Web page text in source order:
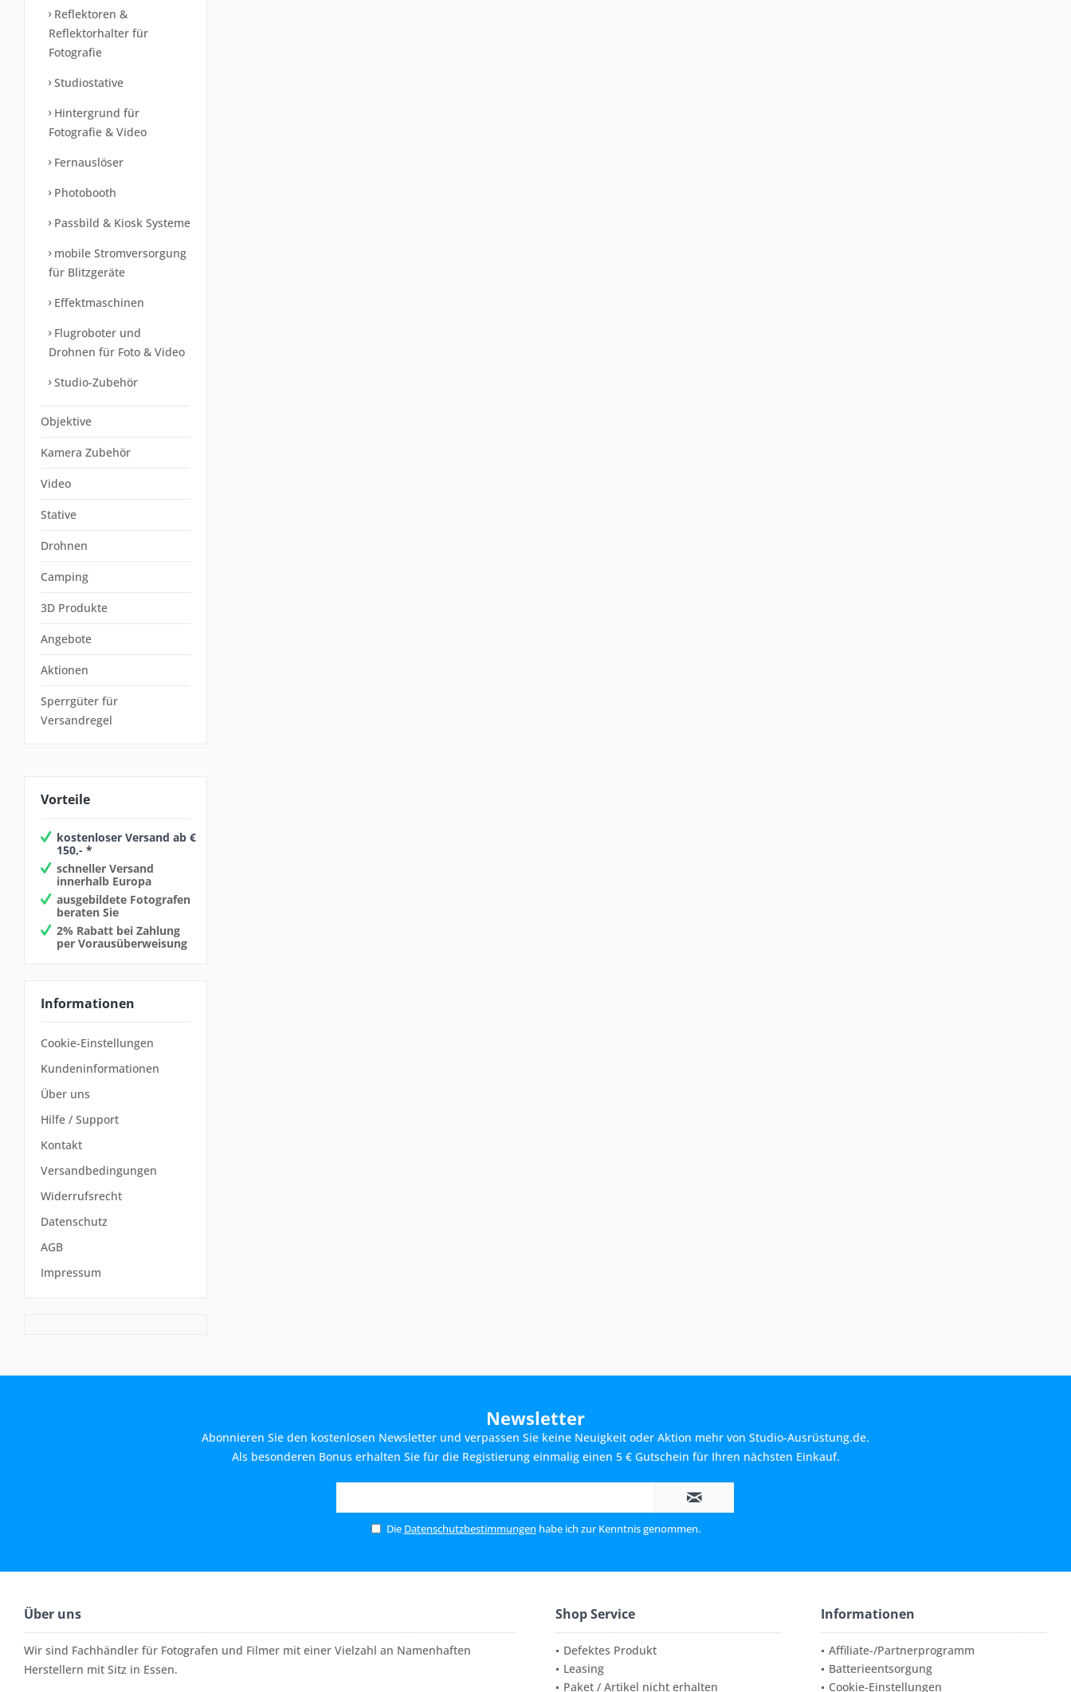
Reflektoren &
Reflektorhalter für
Fotografie
Studiostative
Hintergrund für
Fotografie & Video
Fernauslöser
Photobooth
Passbild & Kiosk Systeme
mobile Stromversorgung
für Blitzgeräte
Effektmaschinen
Flugroboter und
Drohnen für Foto & Video
Studio-Zubehör
Objektive
Kamera Zubehör
Video
Stative
Drohnen
Camping
3D Produkte
Angebote
Aktionen
Sperrgüter für
Versandregel
Vorteile
kostenloser Versand ab €
150,- *
schneller Versand
innerhalb Europa
ausgebildete Fotografen
beraten Sie
2% Rabatt bei Zahlung
per Vorausüberweisung
Informationen
Cookie-Einstellungen
Kundeninformationen
Über uns
Hilfe / Support
Kontakt
Versandbedingungen
Widerrufsrecht
Datenschutz
AGB
Impressum
Newsletter
Abonnieren Sie den kostenlosen Newsletter und verpassen Sie keine Neuigkeit oder Aktion mehr von Studio-Ausrüstung.de.
Als besonderen Bonus erhalten Sie für die Registierung einmalig einen 5 € Gutschein für Ihren nächsten Einkauf.
Die Datenschutzbestimmungen habe ich zur Kenntnis genommen.
Über uns
Wir sind Fachhändler für Fotografen und Filmer mit einer Vielzahl an Namenhaften
Herstellern mit Sitz in Essen.
Shop Service
Defektes Produkt
Leasing
Paket / Artikel nicht erhalten
Informationen
Affiliate-/Partnerprogramm
Batterieentsorgung
Cookie-Einstellungen